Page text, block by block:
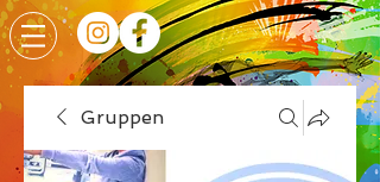
Gruppen